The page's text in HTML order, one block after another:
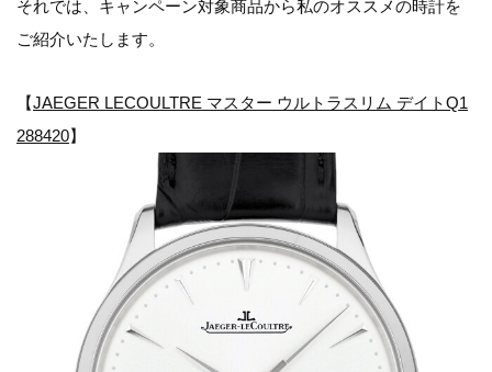
それでは、キャンペーン対象商品から私のオススメの時計を
ご紹介いたします。
【JAEGER LECOULTRE マスター ウルトラスリム デイトQ1
288420】